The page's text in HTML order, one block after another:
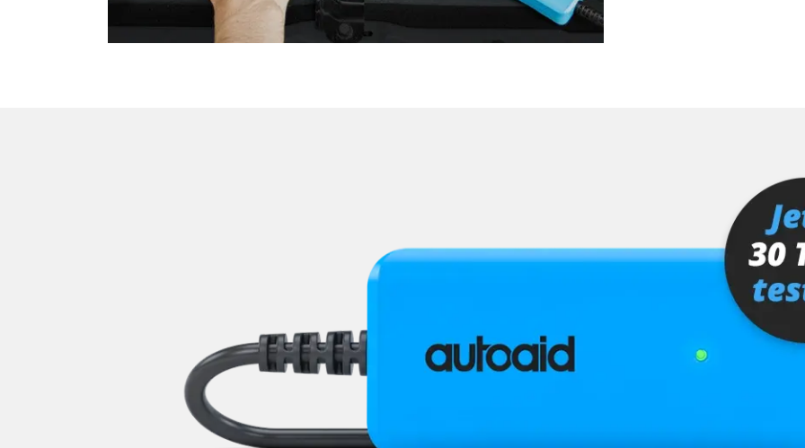
Motorsteuerung 2 (EMS)
Navigationssystem
Stand-/Zusatzheizung 2
Start Authentifikation
Türsteuergerät hinten links
Türsteuergerät hinten rechts